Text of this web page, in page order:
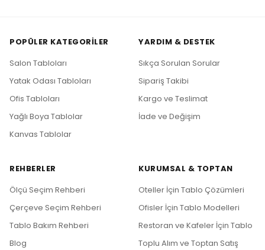
POPÜLER KATEGORILER
Salon Tabloları
Yatak Odası Tabloları
Ofis Tabloları
Yağlı Boya Tablolar
Kanvas Tablolar
YARDIM & DESTEK
Sıkça Sorulan Sorular
Sipariş Takibi
Kargo ve Teslimat
İade ve Değişim
REHBERLER
Ölçü Seçim Rehberi
Çerçeve Seçim Rehberi
Tablo Bakım Rehberi
Blog
KURUMSAL & TOPTAN
Oteller İçin Tablo Çözümleri
Ofisler İçin Tablo Modelleri
Restoran ve Kafeler İçin Tablo
Toplu Alım ve Toptan Satış